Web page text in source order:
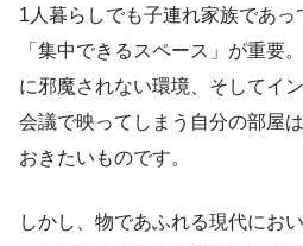
1人暮らしでも子連れ家族であ
「集中できるスペース」が重要
に邪魔されない環境、そしてイ
会議で映ってしまう自分の部屋
おきたいものです。
しかし、物であふれる現代にお